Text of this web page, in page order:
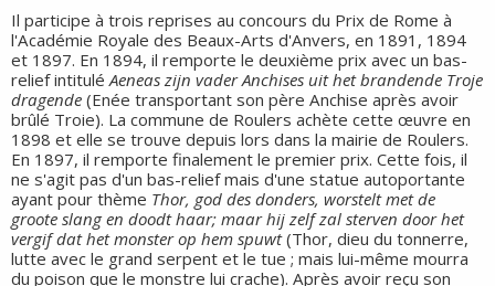
Il participe à trois reprises au concours du Prix de Rome à
l'Académie Royale des Beaux-Arts d'Anvers, en 1891, 1894
et 1897. En 1894, il remporte le deuxième prix avec un bas-
relief intituléAeneas zijn vader Anchises uit het brandende Troje
dragende (Enée transportant son père Anchise après avoir
brûlé Troie). La commune de Roulers achète cette œuvre en
1898 et elle se trouve depuis lors dans la mairie de Roulers.
En 1897, il remporte finalement le premier prix. Cette fois, il
ne s'agit pas d'un bas-relief mais d'une statue autoportante
ayant pour thème Thor, god des donders, worstelt met de
groote slang en doodt haar; maar hij zelf zal sterven door het
vergif dat het monster op hem spuwt(Thor, dieu du tonnerre,
lutte avec le grand serpent et le tue ; mais lui-même mourra
du poison que le monstre lui crache). Après avoir reçu son